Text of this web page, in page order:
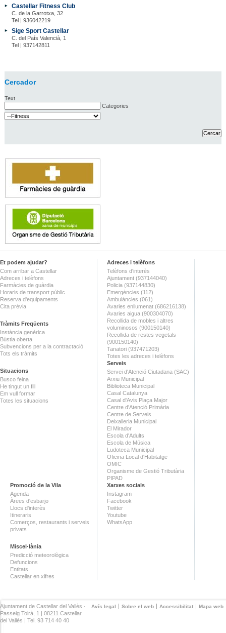
Castellar Fitness Club
C. de la Garrotxa, 32
Tel | 936042219
Sige Sport Castellar
C. del País Valencià, 1
Tel | 937142811
Cercador
Text
Categories
Et podem ajudar?
Com arribar a Castellar
Adreces i telèfons
Farmàcies de guàrdia
Horaris de transport públic
Reserva d'equipaments
Cita prèvia
Tràmits Freqüents
Instància genèrica
Bústia oberta
Subvencions per a la contractació
Tots els tràmits
Situacions
Busco feina
He tingut un fill
Em vull formar
Totes les situacions
Adreces i telèfons
Telèfons d'interès
Ajuntament (937144040)
Policia (937144830)
Emergències (112)
Ambulàncies (061)
Avaries enllumenat (686216138)
Avaries aigua (900304070)
Recollida de mobles i altres
voluminosos (900150140)
Recollida de restes vegetals
(900150140)
Tanatori (937471203)
Totes les adreces i telèfons
Serveis
Servei d'Atenció Ciutadana (SAC)
Arxiu Municipal
Biblioteca Municipal
Casal Catalunya
Casal d'Avis Plaça Major
Centre d'Atenció Primària
Centre de Serveis
Deixalleria Municipal
El Mirador
Escola d'Adults
Escola de Música
Ludoteca Municipal
Oficina Local d'Habitatge
OMIC
Organisme de Gestió Tributària
PIPAD
Promoció de la Vila
Agenda
Àrees d'esbarjo
Llocs d'interès
Itineraris
Comerços, restaurants i serveis
privats
Miscel·lània
Predicció meteorològica
Defuncions
Entitats
Castellar en xifres
Xarxes socials
Instagram
Facebook
Twitter
Youtube
WhatsApp
Avís legal Sobre el web Accessibilitat Mapa web
Ajuntament de Castellar del Vallès ·
Passeig Tolrà, 1 | 08211 Castellar
del Vallès | Tel. 93 714 40 40